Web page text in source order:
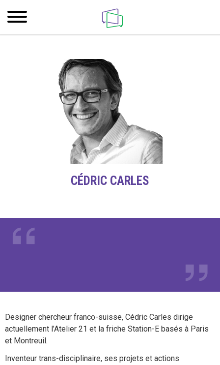
CÉDRIC CARLES
Designer chercheur franco-suisse, Cédric Carles dirige
actuellement l’Atelier 21 et la friche Station-E basés à Paris
et Montreuil.
Inventeur trans-disciplinaire, ses projets et actions